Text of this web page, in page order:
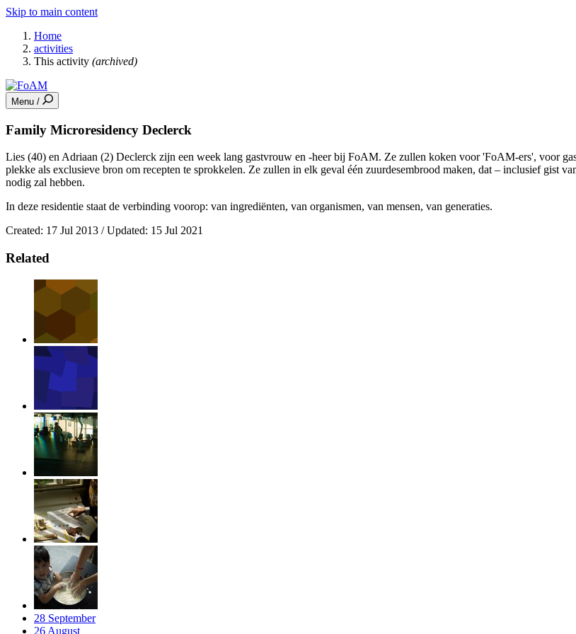
Skip to main content
Home
activities
This activity (archived)
Menu /
Family Microresidency Declerck
Lies (40) en Adriaan (2) Declerck zijn een week lang gastvrouw en -heer bij FoAM. Ze zullen koken voor 'FoAM-ers', voor
plekke als exclusieve bron om recepten te sprokkelen. Ze zullen in elk geval één zuurdesembrood maken, dat – inclusief gist
nodig zal hebben.
In deze residentie staat de verbinding voorop: van ingrediënten, van organismen, van mensen, van generaties.
Created: 17 Jul 2013 / Updated: 15 Jul 2021
Related
28 September
26 August